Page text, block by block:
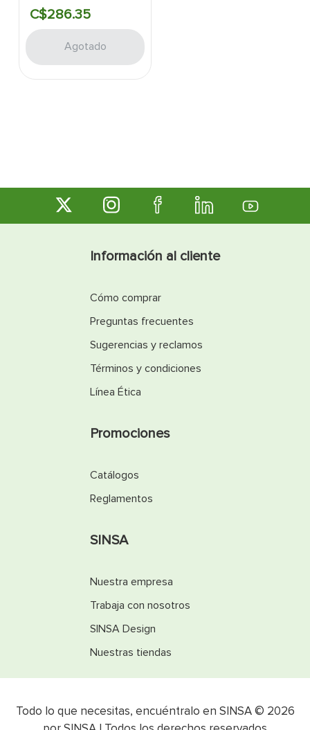
C$286.35
Agotado
Información al cliente
Cómo comprar
Preguntas frecuentes
Sugerencias y reclamos
Términos y condiciones
Línea Ética
Promociones
Catálogos
Reglamentos
SINSA
Nuestra empresa
Trabaja con nosotros
SINSA Design
Nuestras tiendas
Todo lo que necesitas, encuéntralo en SINSA © 2026